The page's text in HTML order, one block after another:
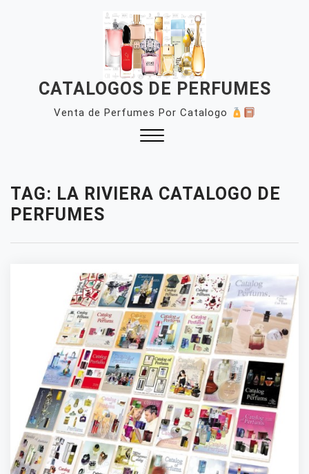
CATALOGOS DE PERFUMES
Venta de Perfumes Por Catalogo
TAG: LA RIVIERA CATALOGO DE
PERFUMES